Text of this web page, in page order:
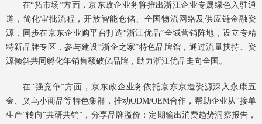
在“拓市场”方面，京东政企业务将推出浙江企业专属绿色入驻通
道，简化审批流程，开放智能仓储、全国物流网络及供应链金融资
源，同步在京东企业购平台打造“浙江优品”全域营销阵地，设立专精
特新品牌专区，参与建设“浙企之家”特色品牌馆，通过流量扶持、资
源倾斜共同孵化年销售额破亿品牌，助力浙江优品走向全国。
在“强竞争”方面，京东政企业务依托京东京造资源深入永康五
金、义乌小商品等特色集群，推动ODM/OEM合作，帮助企业从“接单
生产”转向“共研共销”，分享品牌溢价；定期输出消费趋势洞察报告，